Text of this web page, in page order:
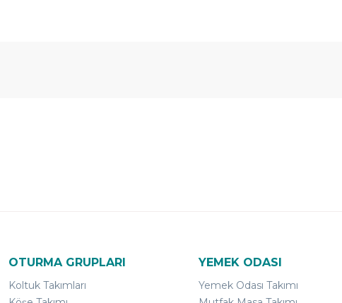
OTURMA GRUPLARI
Koltuk Takımları
YEMEK ODASI
Yemek Odası Takımı